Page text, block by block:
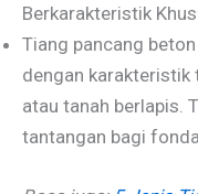
Berkarakteristik
Tiang pancang
dengan karakteristik
atau tanah berlapis.
tantangan bagi